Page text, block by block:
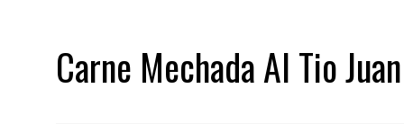
Carne Mechada Al Tio Juan